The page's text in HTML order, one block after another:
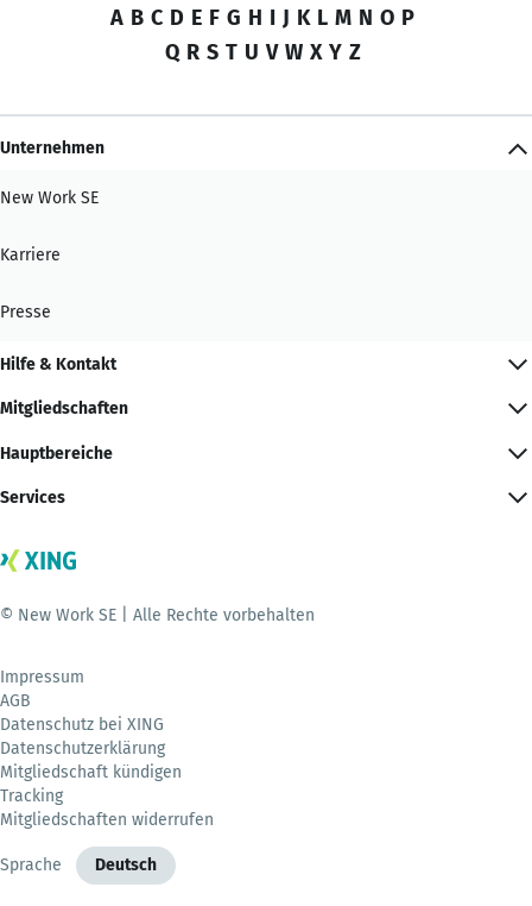
A B C D E F G H I J K L M N O P
Q R S T U V W X Y Z
Unternehmen
New Work SE
Karriere
Presse
Hilfe & Kontakt
Mitgliedschaften
Hauptbereiche
Services
© New Work SE | Alle Rechte vorbehalten
Impressum
AGB
Datenschutz bei XING
Datenschutzerklärung
Mitgliedschaft kündigen
Tracking
Mitgliedschaften widerrufen
Sprache Deutsch